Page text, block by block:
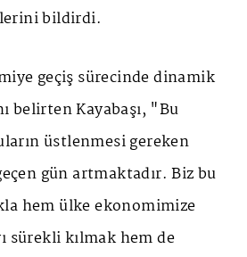
bildirdi.
geçiş sürecinde dinamik
belirten Kayabaşı, "Bu
üstlenmesi gereken
gün artmaktadır. Biz bu
hem ülke ekonomimize
sürekli kılmak hem de